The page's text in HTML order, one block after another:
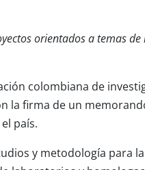
orientados a temas
colombiana de
la firma de un
país.
y metodología para